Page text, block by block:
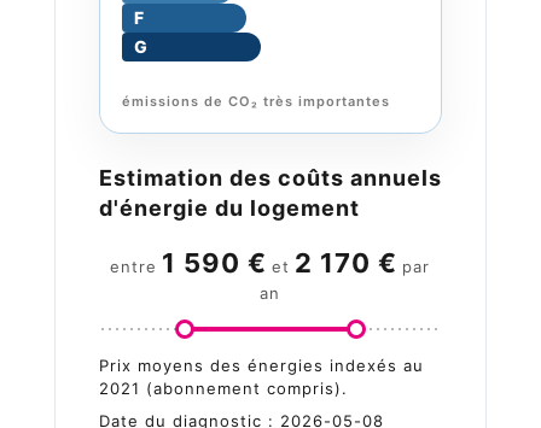
F
G
émissions de CO₂ très importantes
Estimation des coûts annuels
d'énergie du logement
entre 1 590 € et 2 170 € par
an
Prix moyens des énergies indexés au
2021 (abonnement compris).
Date du diagnostic : 2026-05-08